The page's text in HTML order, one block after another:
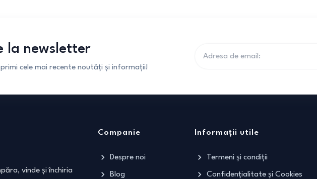
la newsletter
cele mai recente noutăți și informații!
vinde și închiria
Companie
Despre noi
Blog
Informații utile
Termeni și condiții
Confidențialitate și Cookies